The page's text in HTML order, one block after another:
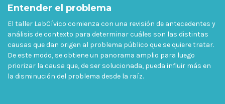
Entender el problema
El taller LabCívico comienza con una revisión de antecedentes y
análisis de contexto para determinar cuáles son las distintas
causas que dan origen al problema público que se quiere tratar.
De este modo, se obtiene un panorama amplio para luego
priorizar la causa que, de ser solucionada, pueda influir más en
la disminución del problema desde la raíz.